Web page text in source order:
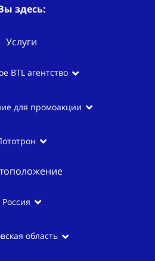
здесь:
Услуги
BTL агентство
для промоакции
Россия
область